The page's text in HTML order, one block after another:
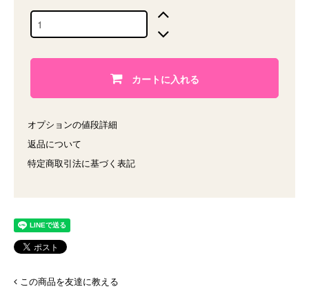
カートに入れる
オプションの値段詳細
返品について
特定商取引法に基づく表記
この商品を友達に教える